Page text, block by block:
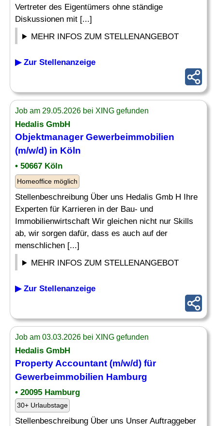
Vertreter des Eigentümers ohne ständige
Diskussionen mit [...]
MEHR INFOS ZUM STELLENANGEBOT
▶ Zur Stellenanzeige
Job am 29.05.2026 bei XING gefunden
Hedalis GmbH
ObjektmanagerGewerbeimmobilien
(m/w/d) in Köln
• 50667 Köln
Homeoffice möglich
Stellenbeschreibung Über uns Hedalis Gmb H Ihre
Experten für Karrieren in der Bau- und
Immobilienwirtschaft Wir gleichen nicht nur Skills
ab, wir sorgen dafür, dass es auch auf der
menschlichen [...]
MEHR INFOS ZUM STELLENANGEBOT
▶ Zur Stellenanzeige
Job am 03.03.2026 bei XING gefunden
Hedalis GmbH
Property Accountant (m/w/d) für
Gewerbeimmobilien Hamburg
• 20095 Hamburg
30+ Urlaubstage
Stellenbeschreibung Über uns Unser Auftraggeber